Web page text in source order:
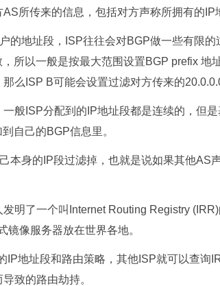
所传来的信息，包括对方声称所拥有的IP
的地址段，ISP往往会对BGP做一些有限
所以一般是按最大范围设置BGP prefix 地
么ISP B可能会设置过滤对方传来的
般ISP分配到的IP地址段都是连续的，但
自己的BGP信息里。
本身的IP段过滤掉，也就是说如果其他AS
明了一个叫Internet Routing Registry
镜像服务器放在世界各地。
IP地址段和路由策略，其他ISP就可以查询
致的路由劫持。